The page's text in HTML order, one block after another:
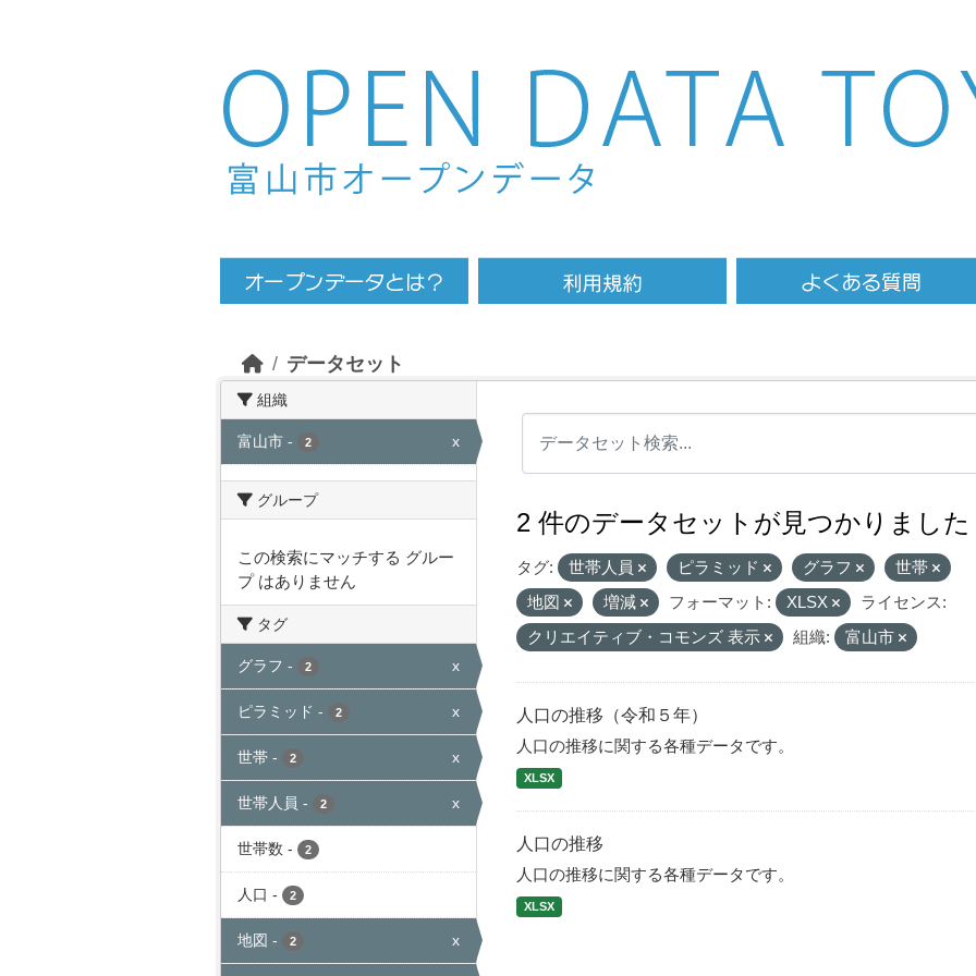
Skip to main content
データセット
組織
富山市 - 2 x
グループ
この検索にマッチする グルー
プ はありません
タグ
グラフ - 2 x
ピラミッド - 2 x
世帯 - 2 x
世帯人員 - 2 x
世帯数 - 2
人口 - 2
地図 - 2 x
2 件のデータセットが見つかりました
タグ: 世帯人員 ピラミッド グラフ
世帯
地図
増減 フォーマット: XLSX
ライセンス:
クリエイティブ・コモンズ 表示
組織: 富山市
人口の推移（令和５年）
人口の推移に関する各種データです。
XLSX
人口の推移
人口の推移に関する各種データです。
XLSX